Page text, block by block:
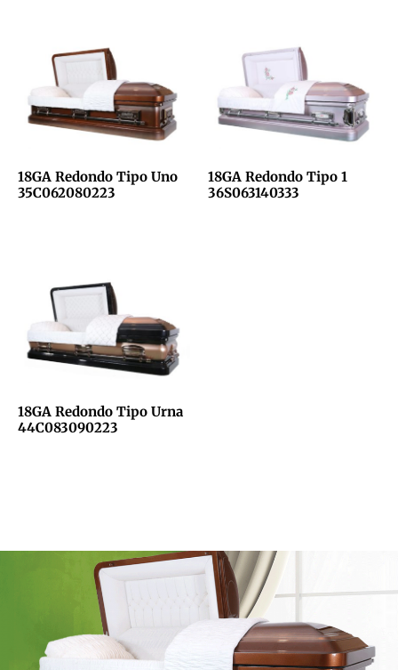
18GA Redondo Tipo Uno
35C062080223
18GA Redondo Tipo 1
36S063140333
18GA Redondo Tipo Urna
44C083090223